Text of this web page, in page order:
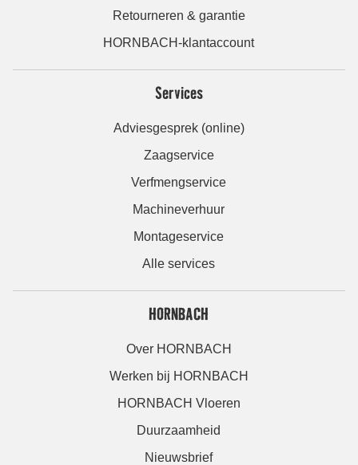
Retourneren & garantie
HORNBACH-klantaccount
Services
Adviesgesprek (online)
Zaagservice
Verfmengservice
Machineverhuur
Montageservice
Alle services
HORNBACH
Over HORNBACH
Werken bij HORNBACH
HORNBACH Vloeren
Duurzaamheid
Nieuwsbrief